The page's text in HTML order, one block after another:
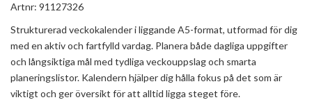
Artnr: 91127326
Strukturerad veckokalender i liggande A5-format, utformad för dig
med en aktiv och fartfylld vardag. Planera både dagliga uppgifter
och långsiktiga mål med tydliga veckouppslag och smarta
planeringslistor. Kalendern hjälper dig hålla fokus på det som är
viktigt och ger översikt för att alltid ligga steget före.